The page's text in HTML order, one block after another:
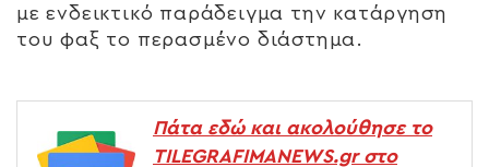
με ενδεικτικό παράδειγμα την κατάργηση
του φαξ το περασμένο διάστημα.
Πάτα εδώ και ακολούθησε το
TILEGRAFIMANEWS.gr στο